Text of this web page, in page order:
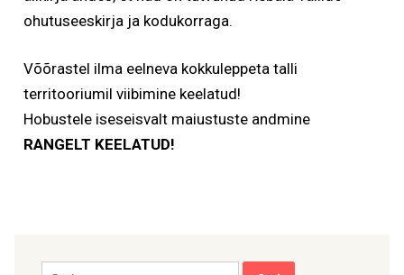
ohutuseeskirja ja kodukorraga.
Võõrastel ilma eelneva kokkuleppeta talli
territooriumil viibimine keelatud!
Hobustele iseseisvalt maiustuste andmine
RANGELT KEELATUD!